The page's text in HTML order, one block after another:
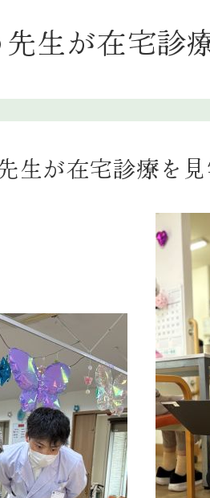
生が在宅診
生が在宅診療を